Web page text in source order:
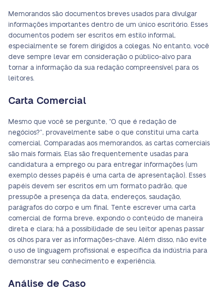
Memorandos são documentos breves usados para divulgar
informações importantes dentro de um único escritório. Esses
documentos podem ser escritos em estilo informal,
especialmente se forem dirigidos a colegas. No entanto, você
deve sempre levar em consideração o público-alvo para
tornar a informação da sua redação compreensível para os
leitores.
Carta Comercial
Mesmo que você se pergunte, “O que é redação de
negócios?”, provavelmente sabe o que constitui uma carta
comercial. Comparadas aos memorandos, as cartas comerciais
são mais formais. Elas são frequentemente usadas para
candidatura a emprego ou para entregar informações (um
exemplo desses papéis é uma carta de apresentação). Esses
papéis devem ser escritos em um formato padrão, que
pressupõe a presença da data, endereços, saudação,
parágrafos do corpo e um final. Tente escrever uma carta
comercial de forma breve, expondo o conteúdo de maneira
direta e clara; há a possibilidade de seu leitor apenas passar
os olhos para ver as informações-chave. Além disso, não evite
o uso de linguagem profissional e específica da indústria para
demonstrar seu conhecimento e experiência.
Análise de Caso